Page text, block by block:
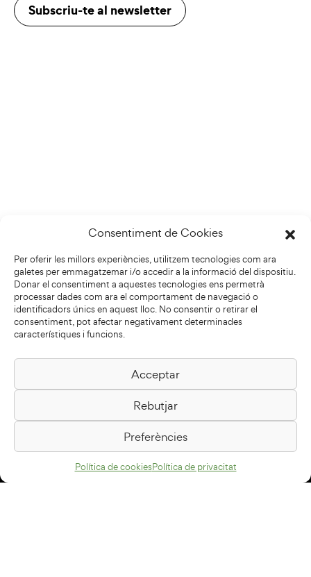
Consentiment de Cookies
Per oferir les millors experiències, utilitzem tecnologies com ara
galetes per emmagatzemar i/o accedir a la informació del dispositiu.
Donar el consentiment a aquestes tecnologies ens permetrà
processar dades com ara el comportament de navegació o
identificadors únics en aquest lloc. No consentir o retirar el
consentiment, pot afectar negativament determinades
característiques i funcions.
Acceptar
Rebutjar
Preferències
Política de cookiesPolítica de privacitat
Subscriu-te al newsletter
Biblioteca Pilarin Bayés
Passeig de la Generalitat, 1
08500 Vic